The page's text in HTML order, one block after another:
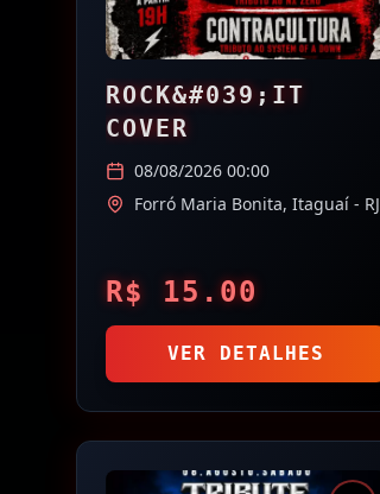
ROCK&#039;IT
COVER
08/08/2026 00:00
Forró Maria Bonita, Itaguaí - RJ
R$ 15.00
VER DETALHES